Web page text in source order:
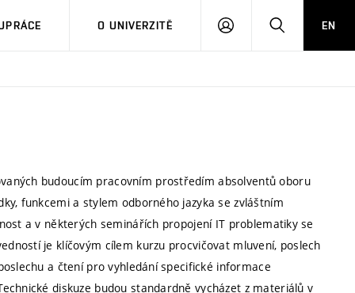
O UNIVERZITĚ
PŘIHLÁSIT HLEDATEN
budoucím pracovním prostředím absolventů oboru
funkcemi a stylem odborného jazyka se zvláštním
a v některých seminářích propojení IT problematiky se
je klíčovým cílem kurzu procvičovat mluvení, poslech
a čtení pro vyhledání specifické informace
diskuze budou standardně vycházet z materiálů v